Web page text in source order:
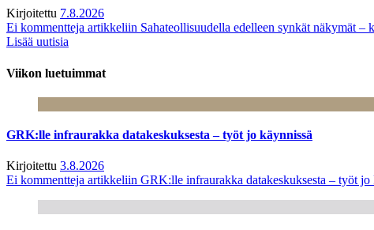
Kirjoitettu 7.8.2026
Ei kommentteja artikkeliin Sahateollisuudella edelleen synkät näkymät –
Lisää uutisia
Viikon luetuimmat
GRK:lle infraurakka datakeskuksesta – työt jo käynnissä
Kirjoitettu 3.8.2026
Ei kommentteja artikkeliin GRK:lle infraurakka datakeskuksesta – työt jo